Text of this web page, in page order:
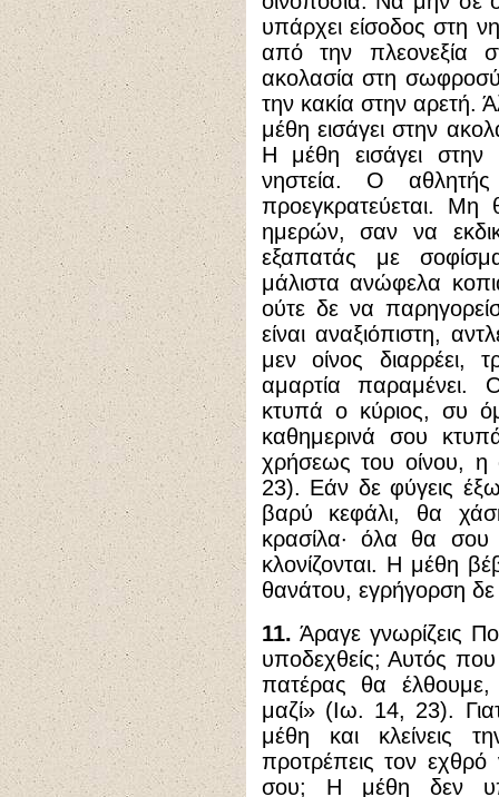
υπάρχει είσοδος στη
από την πλεονεξία
ακολασία στη
την κακία στην αρετή.
μέθη εισάγει στην
Η μέθη εισάγει στην
νηστεία. Ο αθλητής
προεγκρατεύεται. Μη
ημερών, σαν να
εξαπατάς με
μάλιστα ανώφελα
ούτε δε να
είναι αναξιόπιστη,
μεν οίνος διαρρέει,
αμαρτία παραμένει.
κτυπά ο κύριος, συ
καθημερινά σου
χρήσεως του οίνου,
23). Εάν δε φύγεις
βαρύ κεφάλι, θα
κρασίλα· όλα θα σου
κλονίζονται. Η μέθη
θανάτου, εγρήγορση δε
11. Άραγε γνωρίζεις
υποδεχθείς; Αυτός
πατέρας θα
μαζί» (Ιω. 14, 23).
μέθη και κλείνεις
προτρέπεις τον
σου; Η μέθη δεν